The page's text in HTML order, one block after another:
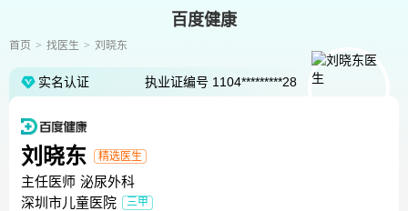
百度健康
首页 找医生 刘晓东
实名认证 执业证编号 1104*********28
刘晓东 精选医生
主任医师 泌尿外科
深圳市儿童医院
三甲